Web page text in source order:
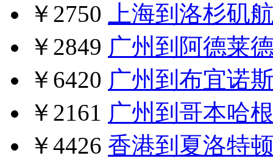
￥2750
上海到洛杉矶
￥2849 广州到阿德莱
￥6420 广州到布宜诺
￥2161 广州到哥本哈
￥4426 香港到夏洛特